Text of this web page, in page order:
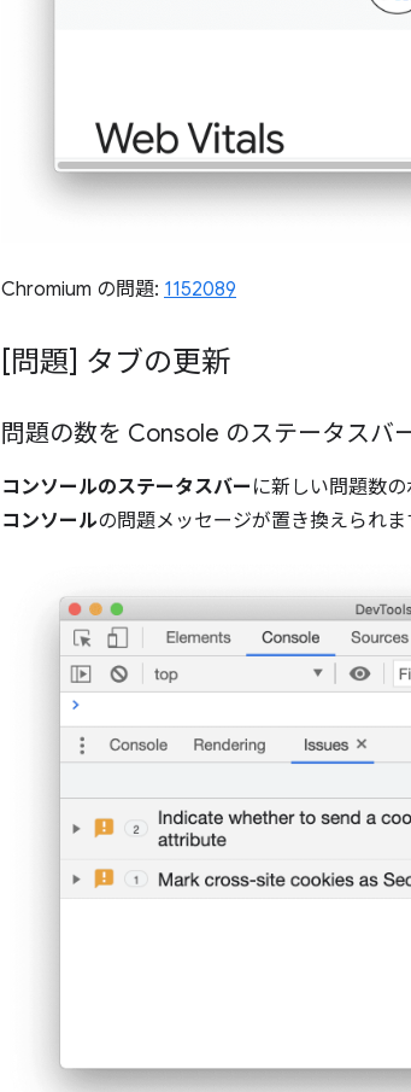
Chromium の問題: 1152089
[問題] タブの更新
問題の数を Console のステータスバ
コンソールのステータスバー に新しい問題数
コンソールの問題メッセージが置き換えられま